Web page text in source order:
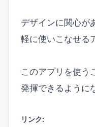
デザインに関心が
軽に使いこなせる
このアプリを使う
発揮できるように
リンク: